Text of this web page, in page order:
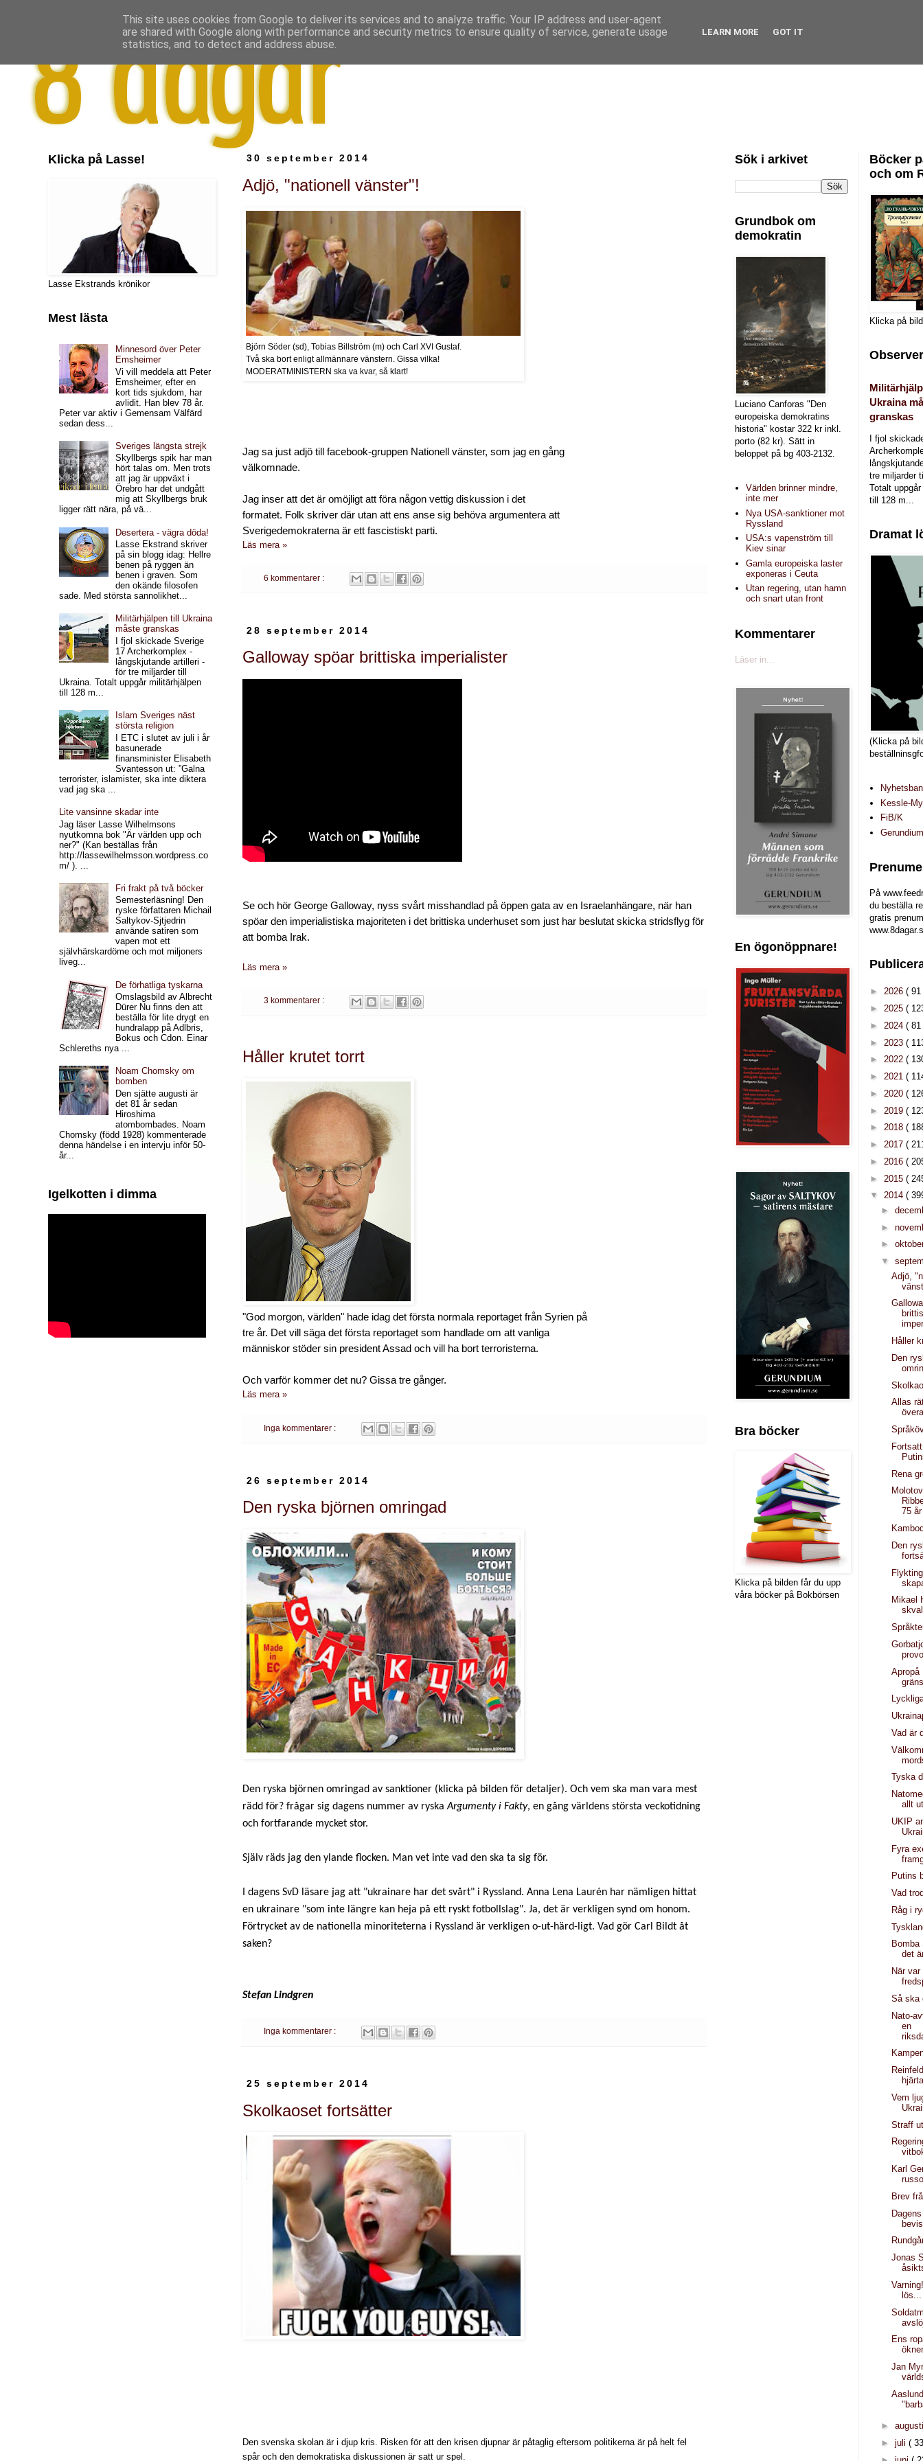
30 september 2014
Adjö, "nationell vänster"!
Björn Söder (sd), Tobias Billström (m) och Carl XVI Gustaf.
Två ska bort enligt allmännare vänstern. Gissa vilka!
MODERATMINISTERN ska va kvar, så klart!
Jag sa just adjö till facebook-gruppen Nationell vänster, som jag en gång
välkomnade.
Jag inser att det är omöjligt att föra någon vettig diskussion i det
formatet. Folk skriver där utan att ens anse sig behöva argumentera att
Sverigedemokraterna är ett fascistiskt parti.
Läs mera »
6 kommentarer :
28 september 2014
Galloway spöar brittiska imperialister
Se och hör George Galloway, nyss svårt misshandlad på öppen gata av en Israelanhängare, när han
spöar den imperialistiska majoriteten i det brittiska underhuset som just har beslutat skicka stridsflyg för
att bomba Irak.
Läs mera »
3 kommentarer :
Håller krutet torrt
"God morgon, världen" hade idag det första normala reportaget från Syrien på
tre år. Det vill säga det första reportaget som handlade om att vanliga
människor stöder sin president Assad och vill ha bort terroristerna.
Och varför kommer det nu? Gissa tre gånger.
Läs mera »
Inga kommentarer :
26 september 2014
Den ryska björnen omringad
Den ryska björnen omringad av sanktioner (klicka på bilden för detaljer). Och vem ska man vara mest
rädd för? frågar sig dagens nummer av ryskaArgumenty i Fakty, en gång världens största veckotidning
och fortfarande mycket stor.
Själv räds jag den ylande flocken. Man vet inte vad den ska ta sig för.
I dagens SvD läsare jag att "ukrainare har det svårt" i Ryssland. Anna Lena Laurén har nämligen hittat
en ukrainare "som inte längre kan heja på ett ryskt fotbollslag". Ja, det är verkligen synd om honom.
Förtrycket av de nationella minoriteterna i Ryssland är verkligen o-ut-härd-ligt. Vad gör Carl Bildt åt
saken?
Stefan Lindgren
Inga kommentarer :
25 september 2014
Skolkaoset fortsätter
Den svenska skolan är i djup kris. Risken för att den krisen djupnar är påtaglig eftersom politikerna är på helt fel
spår och den demokratiska diskussionen är satt ur spel.
Klicka på Lasse!
Lasse Ekstrands krönikor
Mest lästa
Minnesord över Peter
Emsheimer
Vi vill meddela att Peter
Emsheimer, efter en
kort tids sjukdom, har
avlidit. Han blev 78 år.
Peter var aktiv i Gemensam Välfärd
sedan dess...
Sveriges längsta strejk
Skyllbergs spik har man
hört talas om. Men trots
att jag är uppväxt i
Örebro har det undgått
mig att Skyllbergs bruk
ligger rätt nära, på vä...
Desertera - vägra döda!
Lasse Ekstrand skriver
på sin blogg idag: Hellre
benen på ryggen än
benen i graven. Som
den okände filosofen
sade. Med största sannolikhet...
Militärhjälpen till Ukraina
måste granskas
I fjol skickade Sverige
17 Archerkomplex -
långskjutande artilleri -
för tre miljarder till
Ukraina. Totalt uppgår militärhjälpen
till 128 m...
Islam Sveriges näst
största religion
I ETC i slutet av juli i år
basunerade
finansminister Elisabeth
Svantesson ut: ”Galna
terrorister, islamister, ska inte diktera
vad jag ska ...
Lite vansinne skadar inte
Jag läser Lasse Wilhelmsons
nyutkomna bok "Är världen upp och
ner?" (Kan beställas från
http://lassewilhelmsson.wordpress.co
m/ ). ...
Fri frakt på två böcker
Semesterläsning! Den
ryske författaren Michail
Saltykov-Sjtjedrin
använde satiren som
vapen mot ett
självhärskardöme och mot miljoners
liveg...
De förhatliga tyskarna
Omslagsbild av Albrecht
Dürer Nu finns den att
beställa för lite drygt en
hundralapp på Adlbris,
Bokus och Cdon. Einar
Schlereths nya ...
Noam Chomsky om
bomben
Den sjätte augusti är
det 81 år sedan
Hiroshima
atombombades. Noam
Chomsky (född 1928) kommenterade
denna händelse i en intervju inför 50-
år...
Igelkotten i dimma
Sök i arkivet
Grundbok om
demokratin
Luciano Canforas "Den
europeiska demokratins
historia" kostar 322 kr inkl.
porto (82 kr). Sätt in
beloppet på bg 403-2132.
Världen brinner mindre,
inte mer
Nya USA-sanktioner mot
Ryssland
USA:s vapenström till
Kiev sinar
Gamla europeiska laster
exponeras i Ceuta
Utan regering, utan hamn
och snart utan front
Kommentarer
Läser in...
En ögonöppnare!
Bra böcker
Klicka på bilden får du upp
våra böcker på Bokbörsen
Böcker
och om
Klicka på
Ukraina
granskas
I fjol
tre miljarder
Totalt
till 128 m...
Dramat
(Klicka på
Kessle-
FiB/K
På
du beställa
gratis
► 2026 ( 91
► 2025 (
► 2024 ( 81
► 2023 (
► 2022 (
► 2021 (
► 2020 (
► 2019 (
► 2018 (
► 2017 (
► 2016 (
► 2015 (
▼ 2014 (
►
►
►
▼
Adjö,
Håller
Den
Allas
Rena
75 år
Den
Mikael
Apropå
Vad är
Tyska
allt
UKIP
Fyra
Putins
Vad
Råg i
Bomba
det
När
Så ska
Nato-
en
Vem
Straff
Karl
Brev
Jonas
lös...
Ens
Jan
►
► juli (
This site uses cookies from Google to deliver its services and to analyze traffic. Your IP address and user-agent
are shared with Google along with performance and security metrics to ensure quality of service, generate usage
statistics, and to detect and address abuse.
LEARN MORE GOT IT